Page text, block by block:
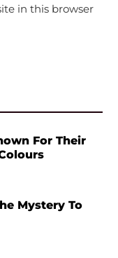
in this browser
For Their
Mystery To